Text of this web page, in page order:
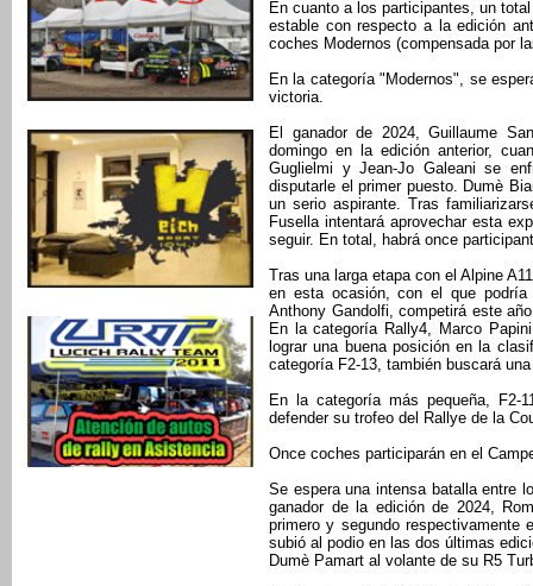
En cuanto a los participantes, un
estable con respecto a la edición
coches Modernos (compensada por
En la categoría "Modernos", se
victoria.
El ganador de 2024, Guillaume
domingo en la edición anterior,
Guglielmi y Jean-Jo Galeani se
disputarle el primer puesto. Dumè
un serio aspirante. Tras
Fusella intentará aprovechar esta
seguir. En total, habrá once
Tras una larga etapa con el Alpine
en esta ocasión, con el que
Anthony Gandolfi, competirá este
En la categoría Rally4, Marco
lograr una buena posición en la
categoría F2-13, también buscará
En la categoría más pequeña, F2-
defender su trofeo del Rallye de la
Once coches participarán en el
Se espera una intensa batalla entre
ganador de la edición de 2024,
primero y segundo respectivamente
subió al podio en las dos últimas
Dumè Pamart al volante de su R5